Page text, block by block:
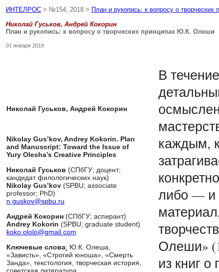
ИНТЕЛРОС > №154, 2018 > План и рукопись: к вопросу о
Николай Гуськов, Андрей Кокорин
План и рукопись: к вопросу о творческих принципах Ю.К. Олеши
01 января 2019
Николай Гуськов, Андрей Кокорин
Nikolay Gus’kov, Andrey Kokorin. Plan
and Manuscript: Toward the Issue of
Yury Olesha’s Creative Principles
Николай Гуськов (СПбГУ; доцент;
кандидат филологических наук)
Nikolay Gus’kov (SPBU; associate
professor; PhD)
n.guskov@spbu.ru
Андрей Кокорин (СПбГУ; аспирант)
Andrey Kokorin (SPBU; graduate student)
koko.ololo@gmail.com
Ключевые слова: Ю.К. Олеша,
«Зависть», «Строгий юноша», «Смерть
Занда», текстология, творческая история,
В
каждым,
либо — и
Олеши»
из книг о